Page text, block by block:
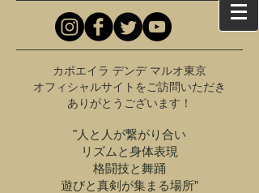
​カポエイラ デンデ マルオ東京
オフィシャルサイトをご訪問いただき
ありがとうございます！
"人と人が繋がり合い
リズムと身体表現
格闘技と舞踊
遊びと真剣が集まる場所”